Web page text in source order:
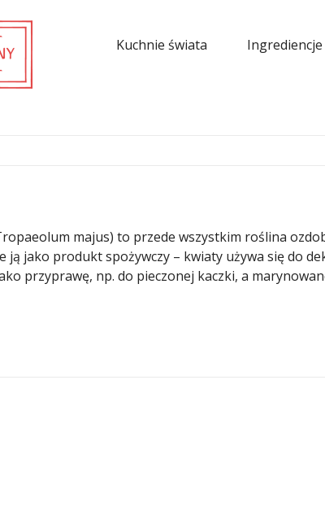
Kuchnie świata Ingrediencje
majus) to przede wszystkim roślina
ją jako produkt spożywczy – kwiaty używa się do
przyprawę, np. do pieczonej kaczki, a